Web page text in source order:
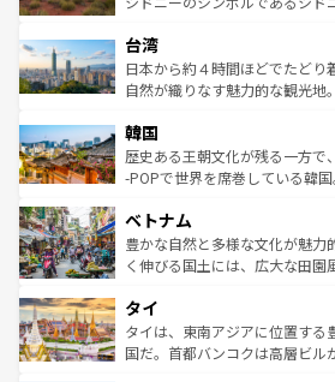
ならではの贅沢な旅のスタイルだ。 なお、新着のア
情報はコンテンツ一覧を参照し
れるおもてなしの心で訪れる人
人々、おいしいローカルフード
ク、伝統的なフラダンスなど、
ワイを、存分に味わってほしい。 なお、新着のハワイ情報
はコンテンツ一覧を参照してほ
リアリーフや大陸中央部にそび
ク）、タスマニアの美しい原生
ど、見どころがたくさん。また
いる。アクティビティも充実し
ビング、ハイキングなど、アウ
い。オーストラリアの多彩な魅
参照してほしい。
台湾
日本から約４時間ほどでたどり
自然が織りなす魅力的な観光地
ン）、静ひつな山岳地帯である
と山間の静けさが共存しており
驚きをもたらしてくれる。また
容にもいいと評判のスイーツな
が味わえる。 なお、新着の
照してほしい。
韓国
歴史ある王朝文化が残る一方で
-POPで世界を席巻している韓
き、地方に足を延ばせば四季折
できる。そして、キムチや焼肉
まで、さまざまな韓国料理が待
リティに包まれながら、韓国の
わってみてほしい。
覧を参照してほしい。
ベトナム
豊かな自然と多様な文化が魅力
く伸びる国土には、広大な田園
急速な発展と共に伝統が息づく
ーチミン市のフランス統治時代
醸し出している。また、バラエ
タイ
タイは、東南アジアに位置する
国だ。首都バンコクは高層ビル